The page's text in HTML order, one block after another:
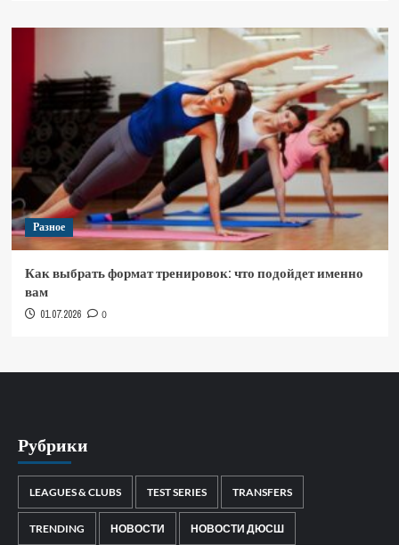
Разное
Как выбрать формат тренировок: что подойдет именно
вам
01.07.2026 0
Рубрики
LEAGUES & CLUBS TEST SERIES TRANSFERS
TRENDING НОВОСТИ НОВОСТИ ДЮСШ